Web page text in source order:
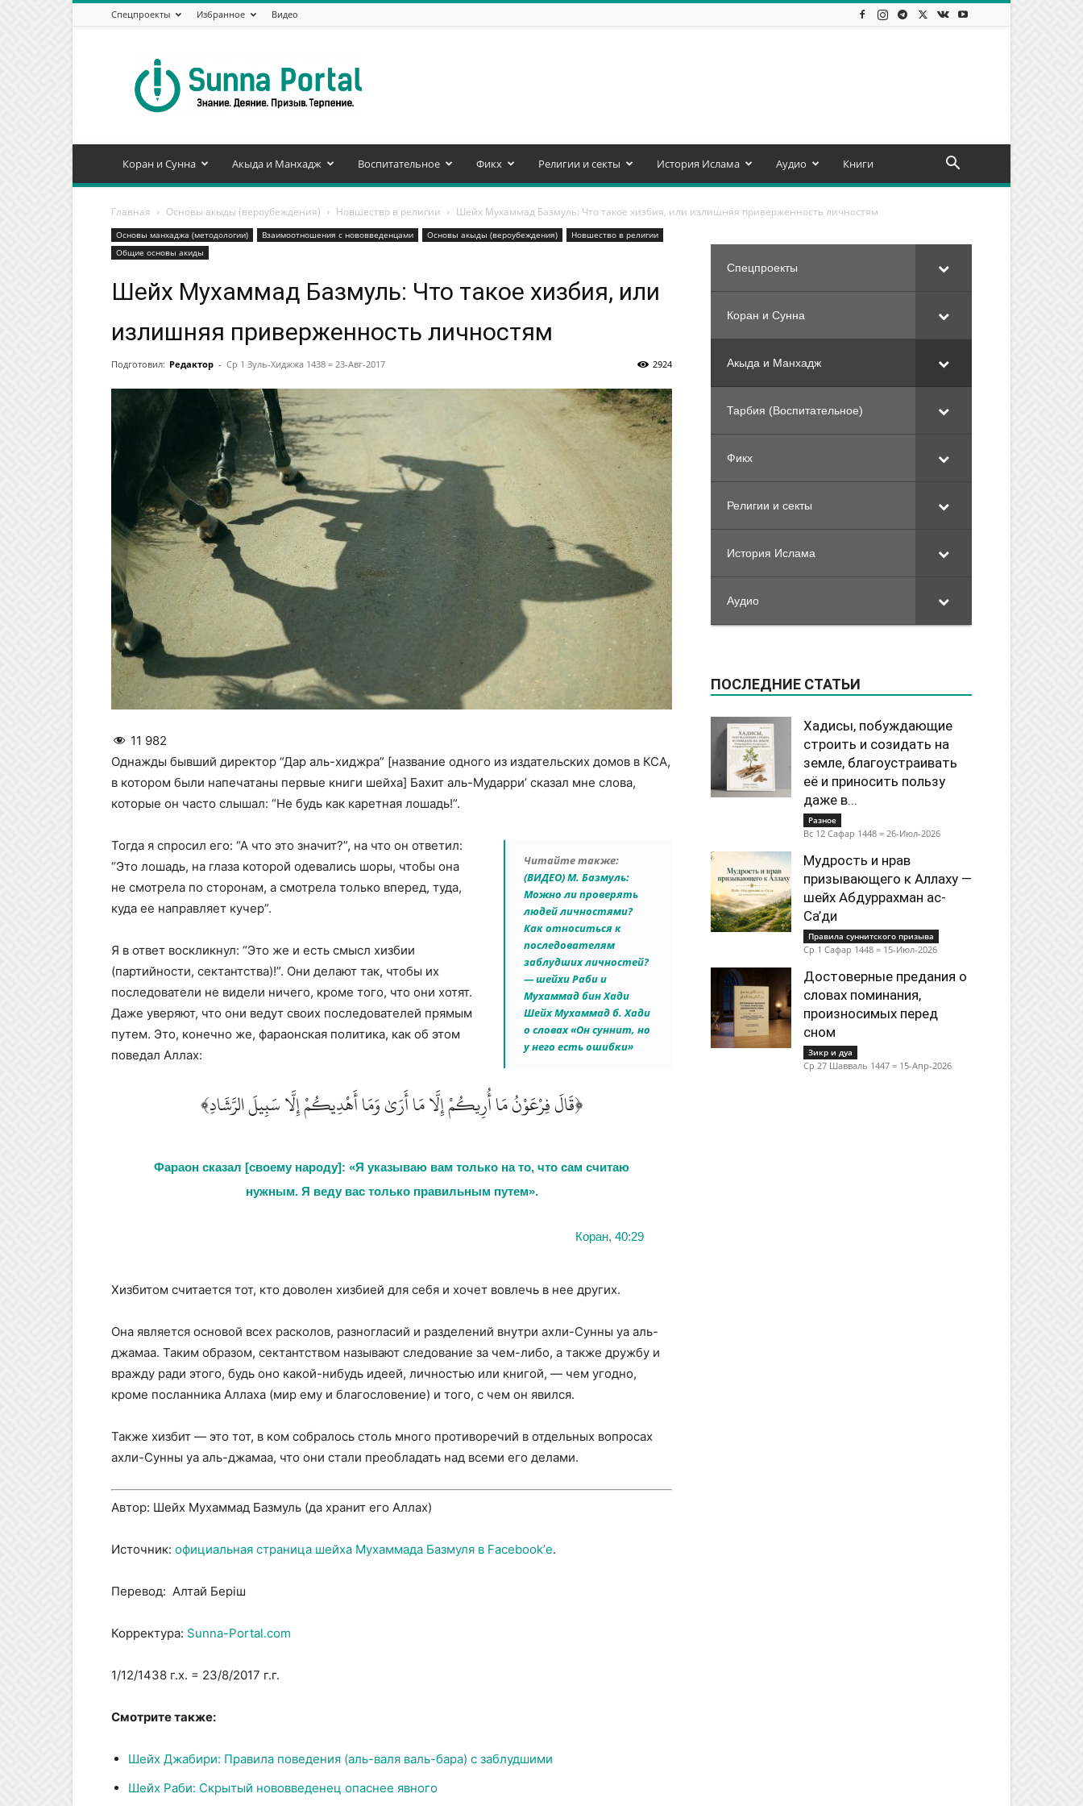
Спецпроекты Избранное Видео
Портал
Коран и Сунна Акыда и Манхадж Воспитательное Фикх Религии и секты История Ислама Аудио Книги
Главная Основы акыды (вероубеждения) Новшество в религии Шейх Мухаммад Базмуль: Что такое хизбия, или излишняя приверженность личностям
Основы манхаджа (методологии) Взаимоотношения с нововведенцами Основы акыды (вероубеждения)
Новшество в религии
Общие основы акиды
Шейх Мухаммад Базмуль: Что такое хизбия, или
излишняя приверженность личностям
Подготовил: Редактор - Ср 1 Зуль-Хиджжа 1438 = 23-Авг-2017 2924
11 982
Однажды бывший директор “Дар аль-хиджра” [название одного из издательских домов в КСА,
в котором были напечатаны первые книги шейха] Бахит аль-Мударри’ сказал мне слова,
которые он часто слышал: “Не будь как каретная лошадь!”.
Читайте также:
(ВИДЕО) М. Базмуль:
Можно ли проверять
людей личностями?
Как относиться к
последователям
заблудших личностей?
— шейхи Раби и
Мухаммад бин Хади
Шейх Мухаммад б. Хади
о словах «Он суннит, но
у него есть ошибки»
Тогда я спросил его: “А что это значит?”, на что он ответил:
“Это лошадь, на глаза которой одевались шоры, чтобы она
не смотрела по сторонам, а смотрела только вперед, туда,
куда ее направляет кучер”.
Я в ответ воскликнул: “Это же и есть смысл хизбии
(партийности, сектантства)!”. Они делают так, чтобы их
последователи не видели ничего, кроме того, что они хотят.
Даже уверяют, что они ведут своих последователей прямым
путем. Это, конечно же, фараонская политика, как об этом
поведал Аллах:
﴿قَالَ فِرْعَوْنُ مَا أُرِيكُمْ إِلَّا مَا أَرَىٰ وَمَا أَهْدِيكُمْ إِلَّا سَبِيلَ الرَّشَادِ﴾
Фараон сказал [своему народу]: «Я указываю вам только на то, что сам считаю
нужным. Я веду вас только правильным путем».
Коран, 40:29
Хизбитом считается тот, кто доволен хизбией для себя и хочет вовлечь в нее других.
Она является основой всех расколов, разногласий и разделений внутри ахли-Сунны уа аль-
джамаа. Таким образом, сектантством называют следование за чем-либо, а также дружбу и
вражду ради этого, будь оно какой-нибудь идеей, личностью или книгой, — чем угодно,
кроме посланника Аллаха (мир ему и благословение) и того, с чем он явился.
Также хизбит — это тот, в ком собралось столь много противоречий в отдельных вопросах
ахли-Сунны уа аль-джамаа, что они стали преобладать над всеми его делами.
Автор: Шейх Мухаммад Базмуль (да хранит его Аллах)
Источник: официальная страница шейха Мухаммада Базмуля в Facebook’е.
Перевод: Алтай Берiш
Корректура: Sunna-Portal.com
1/12/1438 г.х. = 23/8/2017 г.г.
Смотрите также:
Шейх Джабири: Правила поведения (аль-валя валь-бара) с заблудшими
Шейх Раби: Скрытый нововведенец опаснее явного
Спецпроекты
Коран и Сунна
Акыда и Манхадж
Тарбия (Воспитательное)
Фикх
Религии и секты
История Ислама
Аудио
ПОСЛЕДНИЕ СТАТЬИ
Хадисы, побуждающие
строить и созидать на
земле, благоустраивать
её и приносить пользу
даже в...
Разное
Вс 12 Сафар 1448 = 26-Июл-2026
Мудрость и нрав
призывающего к Аллаху —
шейх Абдуррахман ас-
Са’ди
Правила суннитского призыва
Ср 1 Сафар 1448 = 15-Июл-2026
Достоверные предания о
словах поминания,
произносимых перед
сном
Зикр и дуа
Ср 27 Шавваль 1447 = 15-Апр-2026